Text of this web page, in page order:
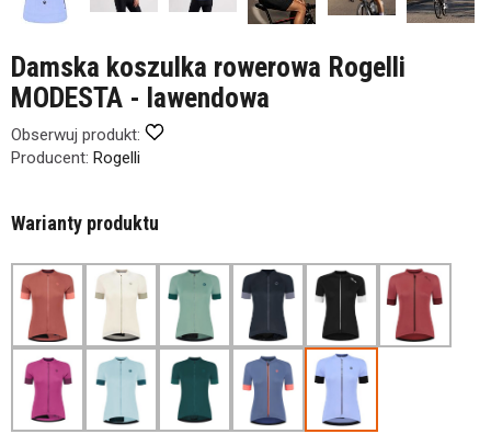
Damska koszulka rowerowa Rogelli
MODESTA - lawendowa
Obserwuj produkt:
Producent: Rogelli
Warianty produktu